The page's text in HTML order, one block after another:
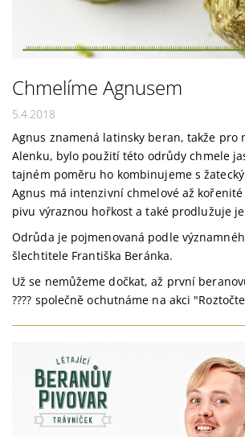
Chmelíme Agnusem
5.4.2018
Agnus znamená latinsky beran, takže pro
Alenku, bylo použití této odrůdy chmele
tajném poměru ho kombinujeme s
Agnus má intenzivní chmelové až
pivu výraznou hořkost a také prodlužuje
Odrůda je pojmenovaná podle
šlechtitele Františka Beránka.
Už se nemůžeme dočkat, až první
???? společně ochutnáme na akci